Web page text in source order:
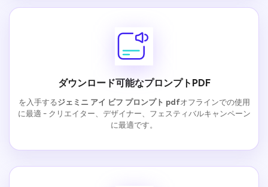
ダウンロード可能なプロンプトPDF
を入手するジェミニ アイ ビフ プロンプト pdfオフラインでの使用
に最適 - クリエイター、デザイナー、フェスティバルキャンペーン
に最適です。